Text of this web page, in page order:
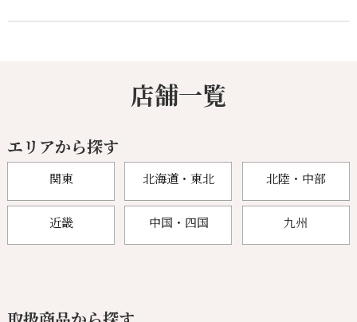
店舗一覧
エリアから探す
関東 北海道・東北 北陸・中部
近畿 中国・四国 九州